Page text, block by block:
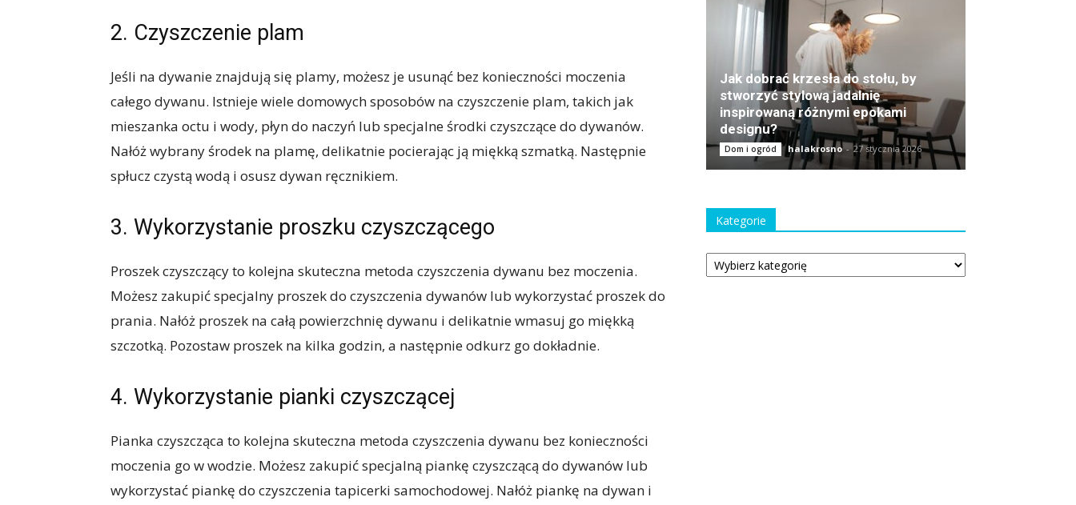
2. Czyszczenie plam
Jeśli na dywanie znajdują się plamy, możesz je usunąć bez konieczności moczenia
całego dywanu. Istnieje wiele domowych sposobów na czyszczenie plam, takich jak
mieszanka octu i wody, płyn do naczyń lub specjalne środki czyszczące do dywanów.
Nałóż wybrany środek na plamę, delikatnie pocierając ją miękką szmatką. Następnie
spłucz czystą wodą i osusz dywan ręcznikiem.
3. Wykorzystanie proszku czyszczącego
Proszek czyszczący to kolejna skuteczna metoda czyszczenia dywanu bez moczenia.
Możesz zakupić specjalny proszek do czyszczenia dywanów lub wykorzystać proszek do
prania. Nałóż proszek na całą powierzchnię dywanu i delikatnie wmasuj go miękką
szczotką. Pozostaw proszek na kilka godzin, a następnie odkurz go dokładnie.
4. Wykorzystanie pianki czyszczącej
Pianka czyszcząca to kolejna skuteczna metoda czyszczenia dywanu bez konieczności
moczenia go w wodzie. Możesz zakupić specjalną piankę czyszczącą do dywanów lub
wykorzystać piankę do czyszczenia tapicerki samochodowej. Nałóż piankę na dywan i
Jak dobrać krzesła do stołu, by
stworzyć stylową jadalnię
inspirowaną różnymi epokami
designu?
Dom i ogród halakrosno - 27 stycznia 2026
Kategorie
Kategorie